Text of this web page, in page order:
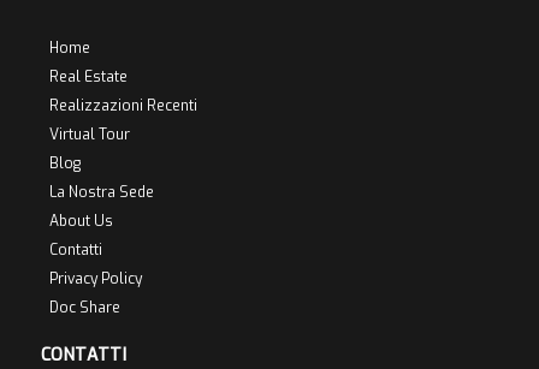
Home
Real Estate
Realizzazioni Recenti
Virtual Tour
Blog
La Nostra Sede
About Us
Contatti
Privacy Policy
Doc Share
CONTATTI